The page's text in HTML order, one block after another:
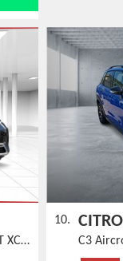
Bayon 1.0 T-GDI Hybrid 48V iMT XClass
10.
C3